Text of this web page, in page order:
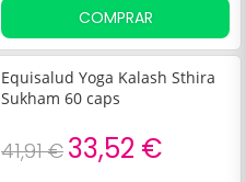
COMPRAR
Equisalud Yoga Kalash Sthira
Sukham 60 caps
41,91 € 33,52 €